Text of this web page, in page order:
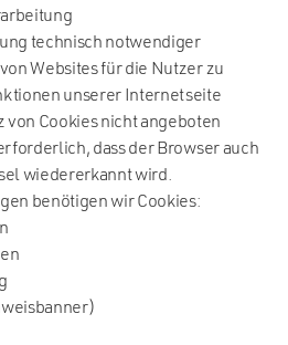
technisch notwendiger
Websites für die Nutzer zu
unserer Internetseite
von Cookies nicht angeboten
dass der Browser auch
wiedererkannt wird.
benötigen wir Cookies: